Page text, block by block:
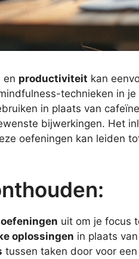
en productiviteit kan
technieken in
in plaats van
bijwerkingen. Het
oefeningen kan leiden
uit om je focus
oplossingen in plaats
tussen taken door voor